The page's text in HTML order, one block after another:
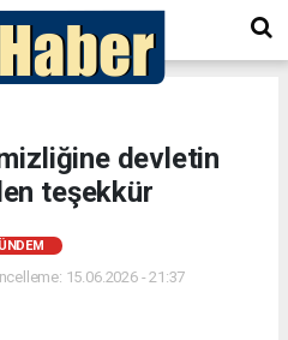
devletin
teşekkür
15.06.2026 - 21:37